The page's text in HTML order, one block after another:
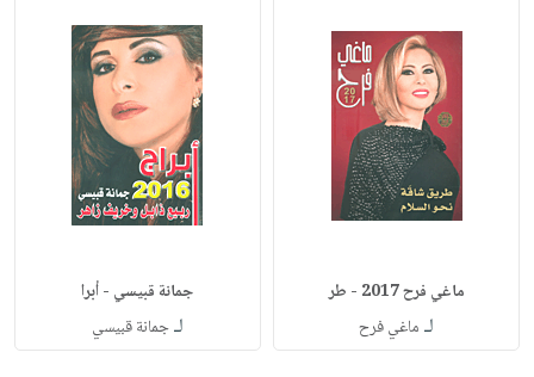
ماغي فرح 2017 - طر
لـ ماغي فرح
جمانة قبيسي - أبرا
لـجمانة قبيسي